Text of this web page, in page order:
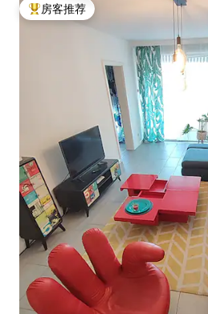
热门「房客推荐」
房客推荐